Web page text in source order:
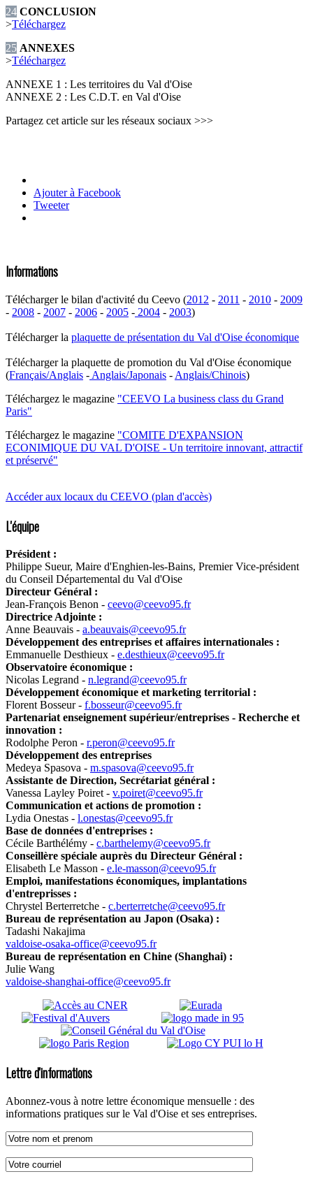
24 CONCLUSION
>Téléchargez
25 ANNEXES
>Téléchargez
ANNEXE 1 : Les territoires du Val d'Oise
ANNEXE 2 : Les C.D.T. en Val d'Oise
Partagez cet article sur les réseaux sociaux >>>
Ajouter à Facebook
Tweeter
Informations
Télécharger le bilan d'activité du Ceevo (2012 - 2011 - 2010 - 2009
- 2008 - 2007 - 2006 - 2005 - 2004 - 2003)
Télécharger la plaquette de présentation du Val d'Oise économique
Télécharger la plaquette de promotion du Val d'Oise économique
(Français/Anglais - Anglais/Japonais - Anglais/Chinois)
Téléchargez le magazine "CEEVO La business class du Grand
Paris"
Téléchargez le magazine "COMITE D'EXPANSION
ECONIMIQUE DU VAL D'OISE - Un territoire innovant, attractif
et préservé"
Accéder aux locaux du CEEVO (plan d'accès)
L'équipe
Président :
Philippe Sueur, Maire d'Enghien-les-Bains, Premier Vice-président
du Conseil Départemental du Val d'Oise
Directeur Général :
Jean-François Benon - ceevo@ceevo95.fr
Directrice Adjointe :
Anne Beauvais - a.beauvais@ceevo95.fr
Développement des entreprises et affaires internationales :
Emmanuelle Desthieux - e.desthieux@ceevo95.fr
Observatoire économique :
Nicolas Legrand - n.legrand@ceevo95.fr
Développement économique et marketing territorial :
Florent Bosseur - f.bosseur@ceevo95.fr
Partenariat enseignement supérieur/entreprises - Recherche et
innovation :
Rodolphe Peron - r.peron@ceevo95.fr
Développement des entreprises
Medeya Spasova - m.spasova@ceevo95.fr
Assistante de Direction, Secrétariat général :
Vanessa Layley Poiret - v.poiret@ceevo95.fr
Communication et actions de promotion :
Lydia Onestas - l.onestas@ceevo95.fr
Base de données d'entreprises :
Cécile Barthélémy - c.barthelemy@ceevo95.fr
Conseillère spéciale auprès du Directeur Général :
Elisabeth Le Masson - e.le-masson@ceevo95.fr
Emploi, manifestations économiques, implantations
d'entreprisses :
Chrystel Berterretche - c.berterretche@ceevo95.fr
Bureau de représentation au Japon (Osaka) :
Tadashi Nakajima
valdoise-osaka-office@ceevo95.fr
Bureau de représentation en Chine (Shanghai) :
Julie Wang
valdoise-shanghai-office@ceevo95.fr
Lettre d'informations
Abonnez-vous à notre lettre économique mensuelle : des
informations pratiques sur le Val d'Oise et ses entreprises.